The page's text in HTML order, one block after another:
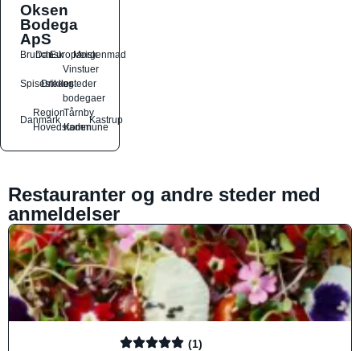
Oksen
Bodega
ApS
Brunch
DanskEuropæiskMorgenmad
Spisesteder
Drikkesteder
Vinstuer
og
bodegaer
Danmark
Region
Hovedstaden
Tårnby
Kommune
Kastrup
Restauranter og andre steder med
anmeldelser
(1)